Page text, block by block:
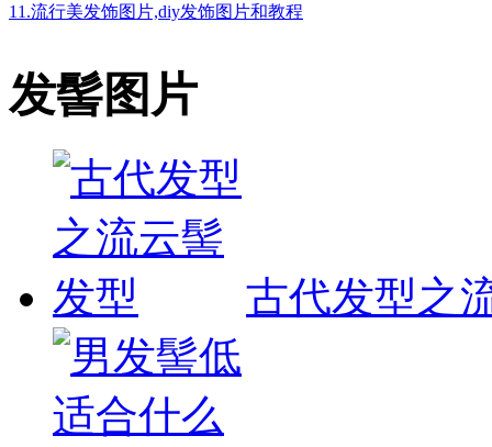
11.流行美发饰图片,diy发饰图片和教程
发髻图片
古代发型之